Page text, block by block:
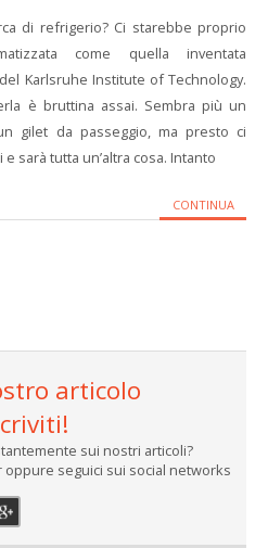
di refrigerio? Ci starebbe proprio
come quella inventata
Karlsruhe Institute of Technology.
è bruttina assai. Sembra più un
gilet da passeggio, ma presto ci
sarà tutta un’altra cosa. Intanto
CONTINUA
articolo
sui nostri articoli?
seguici sui social networks